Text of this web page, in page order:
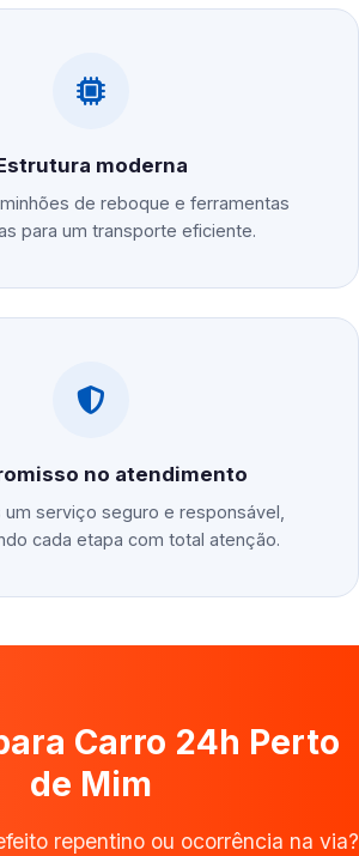
moderna
de reboque e ferramentas
para um transporte eficiente.
no atendimento
serviço seguro e responsável,
cada etapa com total atenção.
Carro 24h Perto
de Mim
repentino ou ocorrência na via?